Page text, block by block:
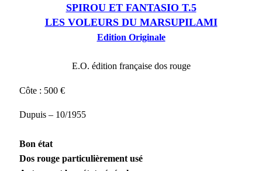
SPIROU ET FANTASIO T.5
LES VOLEURS DU MARSUPILAMI
Edition Originale
E.O. édition française dos rouge
Côte : 500 €
Dupuis – 10/1955
Bon état
Dos rouge particulièrement usé